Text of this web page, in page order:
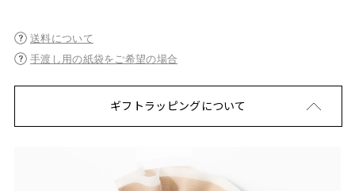
送料について
手渡し用の紙袋をご希望の場合
ギフトラッピングについて